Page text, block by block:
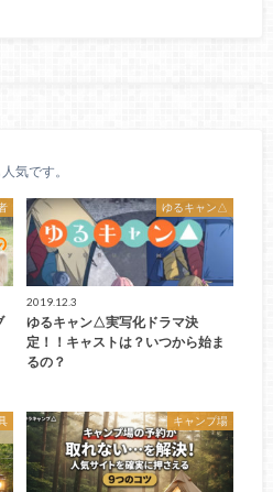
気です。
ゆるキャン△
2019.12.3
ゆるキャン△実写化ドラマ決
定！！キャストは？いつから始ま
るの？
キャンプ場